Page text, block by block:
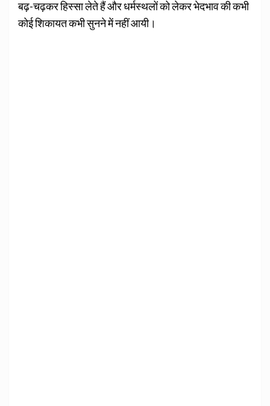
बढ़-चढ़कर हिस्सा लेते हैं और धर्मस्थलों को लेकर भेदभाव की कभी
कोई शिकायत कभी सुनने में नहीं आयी।